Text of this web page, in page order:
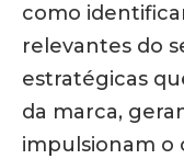
como
relevantes do
estratégicas
da marca,
impulsionam o